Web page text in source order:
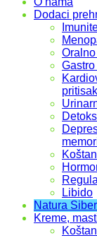
Dodaci
pritisak
Libido
Natura
Kreme,